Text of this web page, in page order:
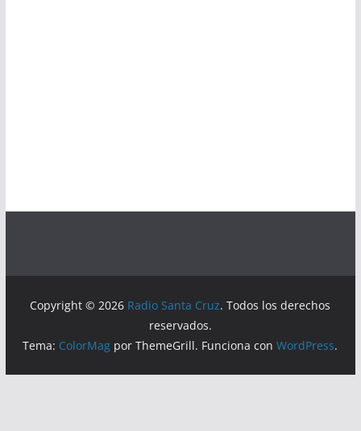
Copyright © 2026 Radio Santa Cruz. Todos los derechos
reservados.
Tema: ColorMag por ThemeGrill. Funciona conWordPress.